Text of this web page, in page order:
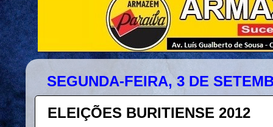
SEGUNDA-FEIRA, 3 DE
ELEIÇÕES BURITIENSE 2012